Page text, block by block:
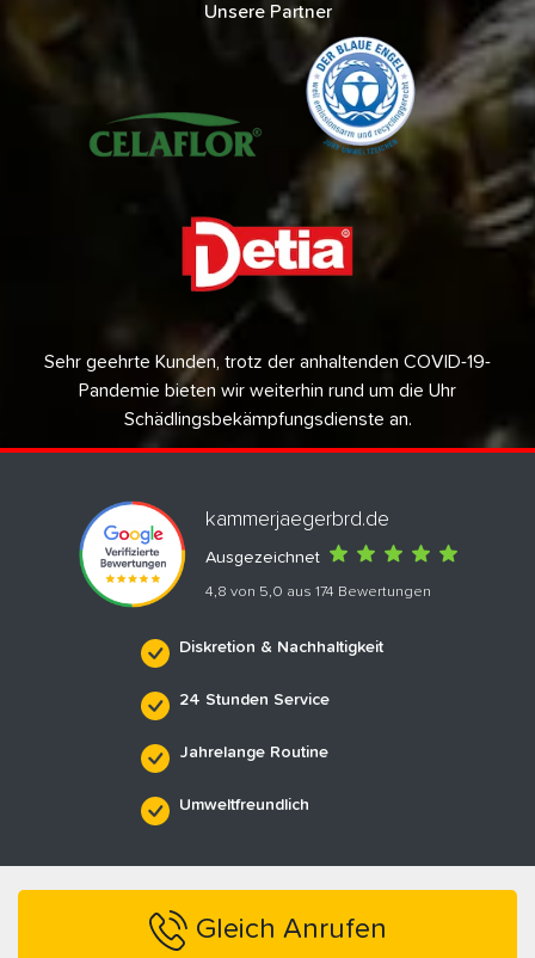
Unsere Partner
Sehr geehrte Kunden, trotz der anhaltenden COVID-19-
Pandemie bieten wir weiterhin rund um die Uhr
Schädlingsbekämpfungsdienste an.
kammerjaegerbrd.de
Ausgezeichnet
4,8 von 5,0 aus 174 Bewertungen
Diskretion & Nachhaltigkeit
24 Stunden Service
Jahrelange Routine
Umweltfreundlich
Gleich Anrufen